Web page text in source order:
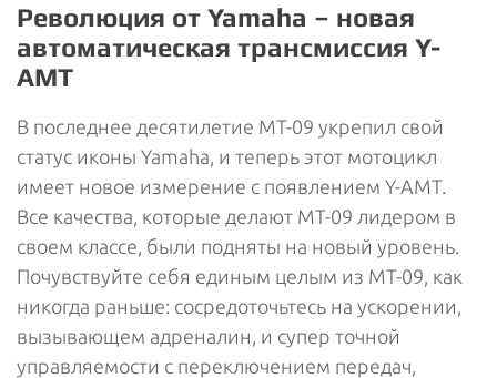
Революция от Yamaha – новая
автоматическая трансмиссия Y-
AMT
В последнее десятилетие MT-09 укрепил свой
статус иконы Yamaha, и теперь этот мотоцикл
имеет новое измерение с появлением Y-AMT.
Все качества, которые делают MT-09 лидером в
своем классе, были подняты на новый уровень.
Почувствуйте себя единым целым из MT-09, как
никогда раньше: сосредоточьтесь на ускорении,
вызывающем адреналин, и супер точной
управляемости с переключением передач,